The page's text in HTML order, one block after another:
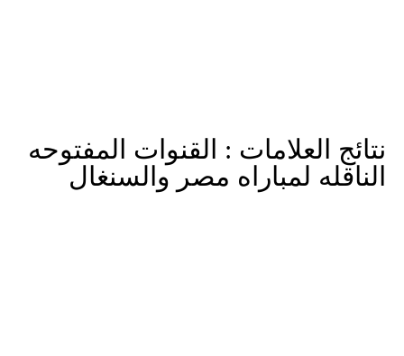
نتائج العلامات : القنوات المفتوحه
الناقله لمباراه مصر والسنغال